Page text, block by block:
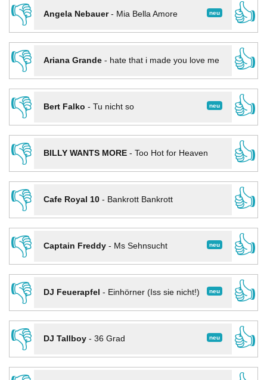
👎 neu
Angela Nebauer- Mia Bella Amore
👍
👎
Ariana Grande- hate that i made you love me
👍
👎
neu
Bert Falko - Tu nicht so
👍
👎
BILLY WANTS MORE- Too Hot for Heaven
👍
👎
Cafe Royal 10- Bankrott Bankrott
👍
👎
neu
Captain Freddy- Ms Sehnsucht
👍
👎
neu
DJ Feuerapfel - Einhörner (Iss sie nicht!)
👍
👎
neu
DJ Tallboy- 36 Grad
👍